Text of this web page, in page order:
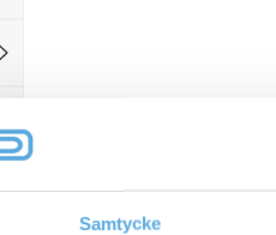
Samtycke